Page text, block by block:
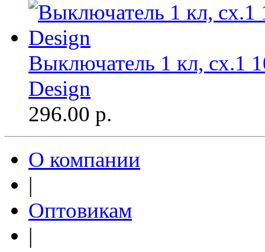
Выключатель 1 кл, сх.1
Design
296.00 р.
О компании
|
Оптовикам
|